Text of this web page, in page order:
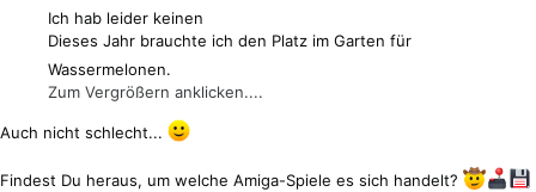
Ich hab leider keinen
Dieses Jahr brauchte ich den Platz im Garten für
Wassermelonen.
Zum Vergrößern anklicken....
Auch nicht schlecht...
Findest Du heraus, um welche Amiga-Spiele es sich handelt?